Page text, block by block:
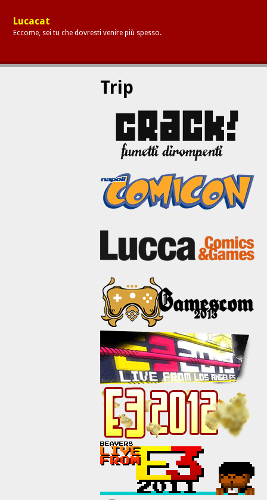
Lucacat
Eccome, sei tu che dovresti venire più spesso.
Trip